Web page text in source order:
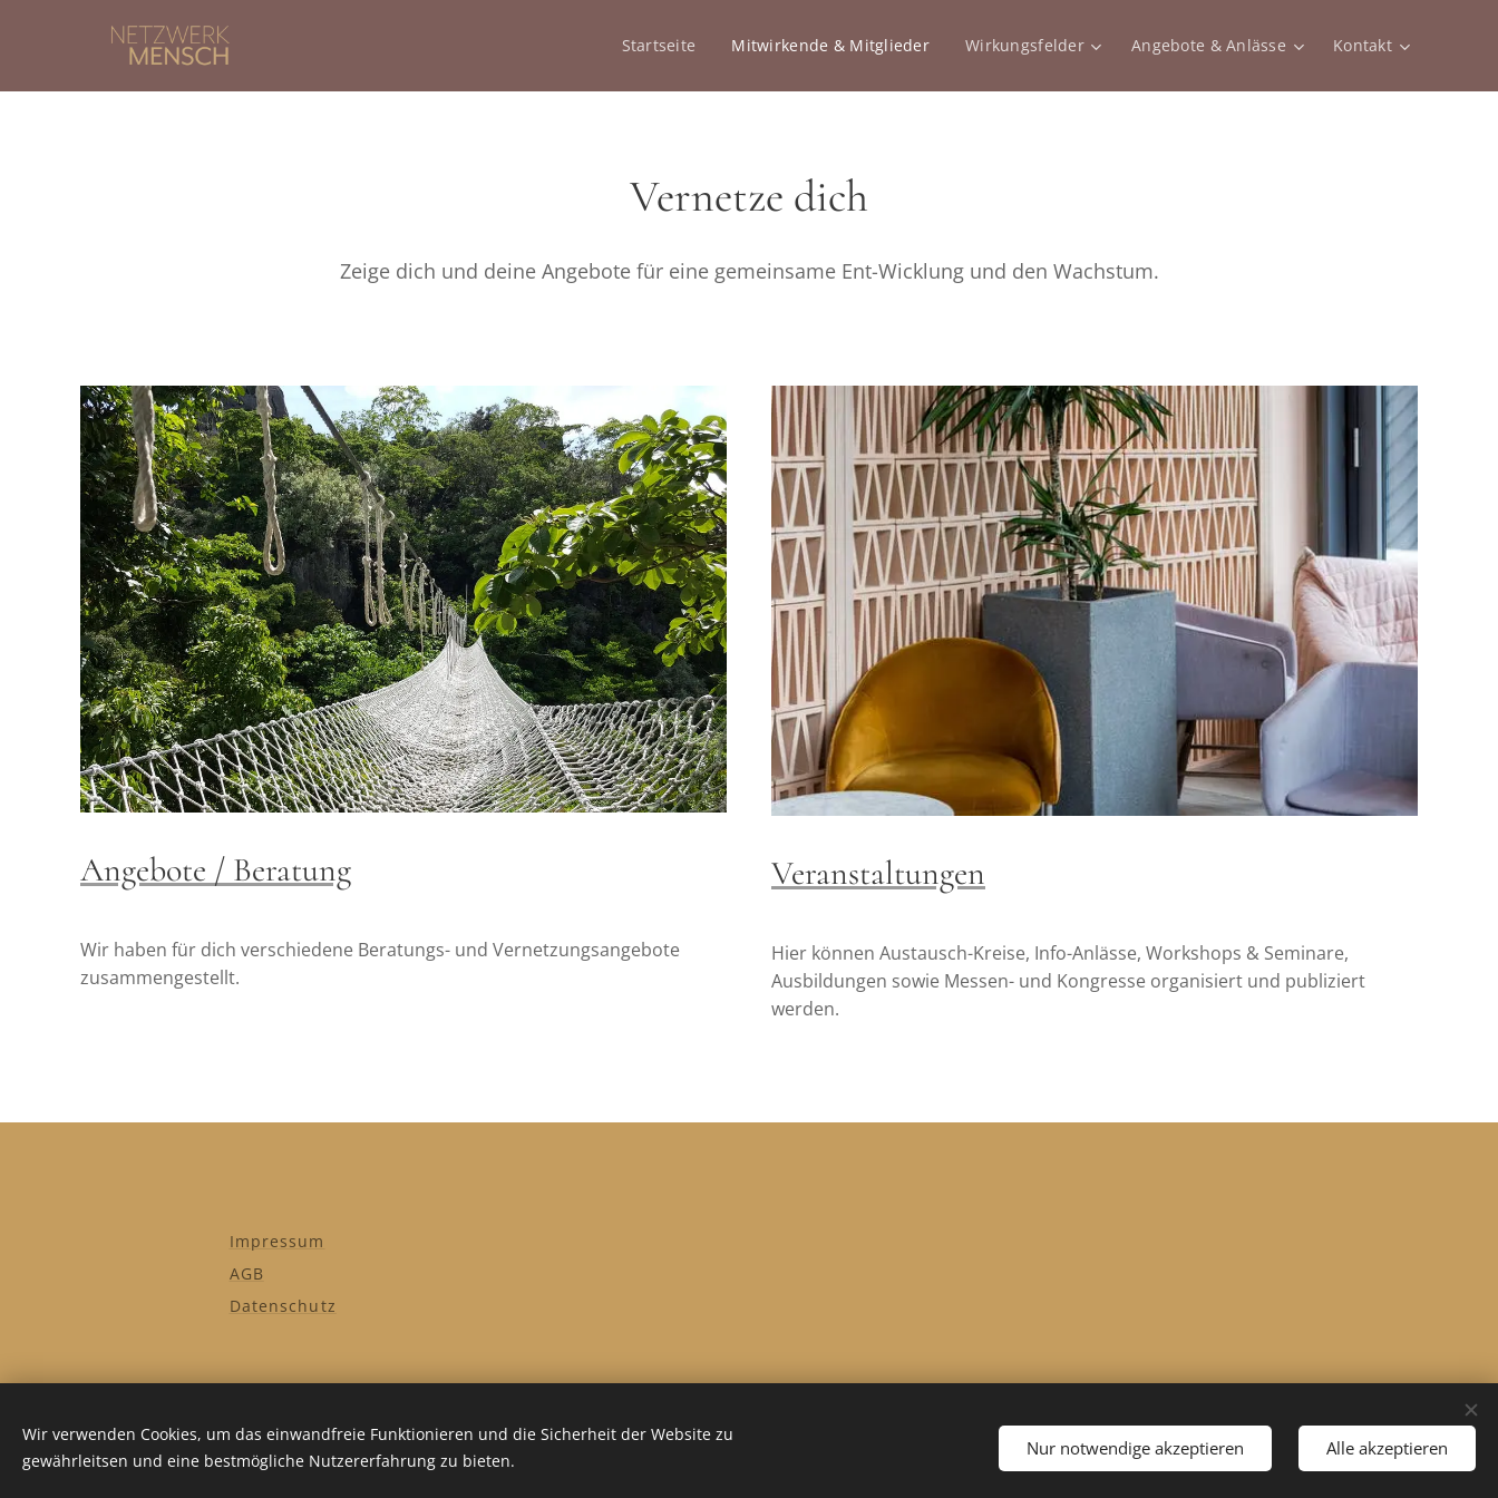
Startseite Mitwirkende & Mitglieder Wirkungsfelder Angebote & Anlässe Kontakt
Vernetze dich
Zeige dich und deine Angebote für eine gemeinsame Ent-Wicklung und den Wachstum.
Angebote / Beratung
Wir haben für dich verschiedene Beratungs- und Vernetzungsangebote
zusammengestellt.
Veranstaltungen
Hier können Austausch-Kreise, Info-Anlässe, Workshops & Seminare,
Ausbildungen sowie Messen- und Kongresse organisiert und publiziert
werden.
Impressum
AGB
Datenschutz
Wir verwenden Cookies, um das einwandfreie Funktionieren und die Sicherheit der Website zu
gewährleitsen und eine bestmögliche Nutzererfahrung zu bieten.
Nur notwendige akzeptieren Alle akzeptieren